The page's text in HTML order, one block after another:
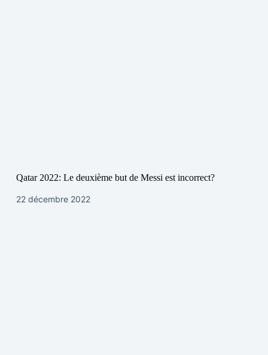
Qatar 2022: Le deuxième but de Messi est incorrect?
22 décembre 2022